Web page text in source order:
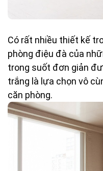
Có rất nhiều thiết kế
phòng điệu đà của
trong suốt đơn giản
trắng là lựa chọn vô
căn phòng.